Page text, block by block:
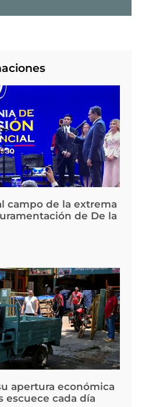
campo de la extrema
de De la
apertura económica
escuece cada día